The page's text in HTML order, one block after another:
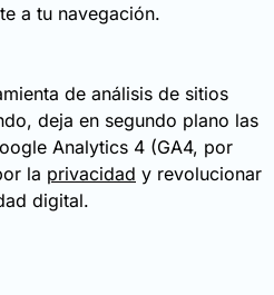
a tu navegación.
de análisis de sitios
deja en segundo plano las
Analytics 4 (GA4, por
la privacidad y revolucionar
digital.